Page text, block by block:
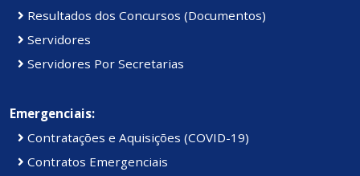
Resultados dos Concursos (Documentos)
Servidores
Servidores Por Secretarias
Emergenciais:
Contratações e Aquisições (COVID-19)
Contratos Emergenciais